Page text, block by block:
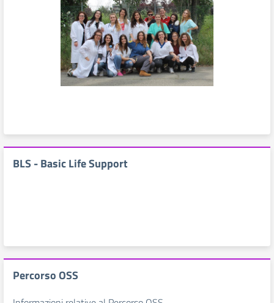
BLS - Basic Life Support
Percorso OSS